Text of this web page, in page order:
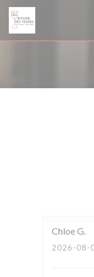
Painel de
ChloeG
2026-08-